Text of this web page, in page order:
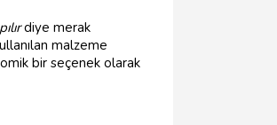
diye merak
malzeme
bir seçenek olarak